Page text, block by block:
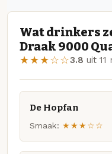
Wat drinkers
Draak 9000
★★★☆☆3.8 uit 11
De Hopfan
Smaak: ★★★☆☆